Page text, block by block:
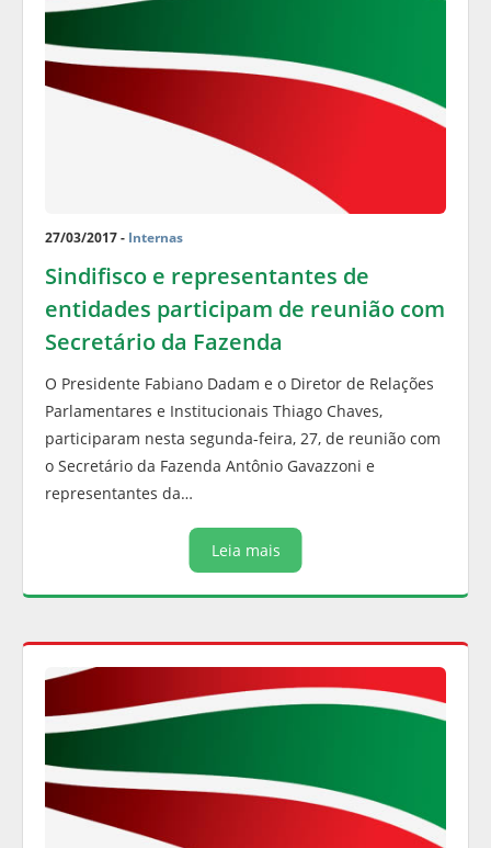
27/03/2017 - Internas
Sindifisco e representantes de
entidades participam de reunião com
Secretário da Fazenda
O Presidente Fabiano Dadam e o Diretor de Relações
Parlamentares e Institucionais Thiago Chaves,
participaram nesta segunda-feira, 27, de reunião com
o Secretário da Fazenda Antônio Gavazzoni e
representantes da…
Leia mais